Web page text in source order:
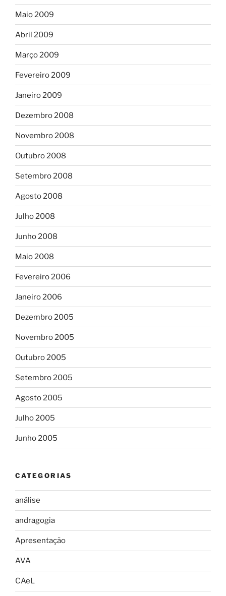
Maio 2009
Abril 2009
Março 2009
Fevereiro 2009
Janeiro 2009
Dezembro 2008
Novembro 2008
Outubro 2008
Setembro 2008
Agosto 2008
Julho 2008
Junho 2008
Maio 2008
Fevereiro 2006
Janeiro 2006
Dezembro 2005
Novembro 2005
Outubro 2005
Setembro 2005
Agosto 2005
Julho 2005
Junho 2005
CATEGORIAS
análise
andragogia
Apresentação
AVA
CAeL